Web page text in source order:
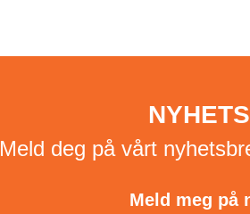
Meld deg på vårt
Meld meg på